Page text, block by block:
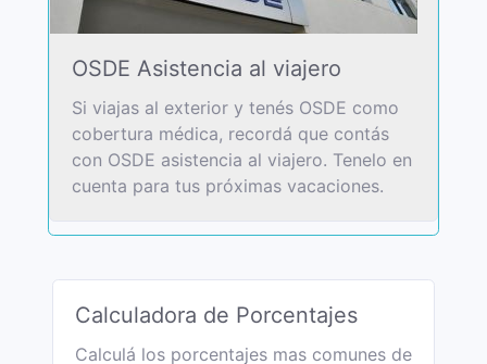
OSDE Asistencia al viajero
Si viajas al exterior y tenés OSDE como
cobertura médica, recordá que contás
con OSDE asistencia al viajero. Tenelo en
cuenta para tus próximas vacaciones.
Calculadora de Porcentajes
Calculá los porcentajes mas comunes de